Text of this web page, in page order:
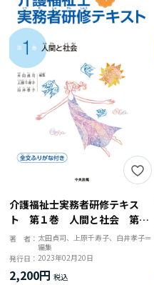
介護福祉士実務者研修テキス
ト 第１巻 人間と社会 第４
版
著 者： 太田貞司、上原千寿子、白井孝子＝
編集
発行日：2023年02月20日
2,200円